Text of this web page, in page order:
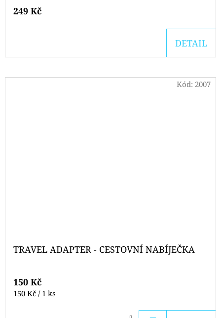
249 Kč
DETAIL
TRAVEL ADAPTER - CESTOVNÍ NABÍJEČKA
150 Kč
Měrná
150 Kč / 1 ks
Kód: 2007